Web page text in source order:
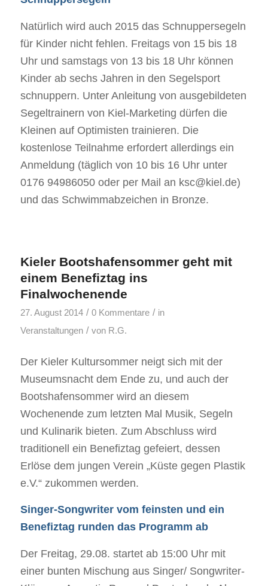
Natürlich wird auch 2015 das Schnuppersegeln
für Kinder nicht fehlen. Freitags von 15 bis 18
Uhr und samstags von 13 bis 18 Uhr können
Kinder ab sechs Jahren in den Segelsport
schnuppern. Unter Anleitung von ausgebildeten
Segeltrainern von Kiel-Marketing dürfen die
Kleinen auf Optimisten trainieren. Die
kostenlose Teilnahme erfordert allerdings ein
Anmeldung (täglich von 10 bis 16 Uhr unter
0176 94986050 oder per Mail an ksc@kiel.de)
und das Schwimmabzeichen in Bronze.
Kieler Bootshafensommer geht mit
einem Benefiztag ins
Finalwochenende
27. August 2014 / 0 Kommentare / in
Veranstaltungen / von R.G.
Der Kieler Kultursommer neigt sich mit der
Museumsnacht dem Ende zu, und auch der
Bootshafensommer wird an diesem
Wochenende zum letzten Mal Musik, Segeln
und Kulinarik bieten. Zum Abschluss wird
traditionell ein Benefiztag gefeiert, dessen
Erlöse dem jungen Verein „Küste gegen Plastik
e.V.“ zukommen werden.
Singer-Songwriter vom feinsten und ein
Benefiztag runden das Programm ab
Der Freitag, 29.08. startet ab 15:00 Uhr mit
einer bunten Mischung aus Singer/ Songwriter-